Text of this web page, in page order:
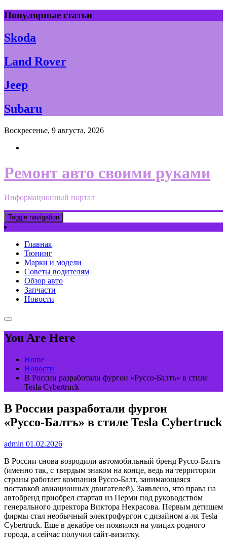
Skip
to
content
Популярные статьи
Skoda
Land Rover
Jeep
Subaru
Воскресенье, 9 августа, 2026
Ремонт авто своими руками
Информационный портал
Toggle navigation
Главная
Тюнинг
Марки и модели
Советы водителям
Обзор авто
Запчасти
Новости
You Are Here
Home
Новости
В России разработали фургон «Руссо‑Балтъ» в стиле
Tesla Cybertruck
В России разработали фургон
«Руссо‑Балтъ» в стиле Tesla Cybertruck
admin 01.02.2026
В России снова возродили автомобильный бренд Руссо-Балтъ
(именно так, с твердым знаком на конце, ведь на территории
страны работает компания Руссо-Балт, занимающаяся
поставкой авиационных двигателей). Заявлено, что права на
автобренд приобрел стартап из Перми под руководством
генерального директора Виктора Некрасова. Первым детищем
фирмы стал необычный электрофургон с дизайном а-ля Tesla
Cybertruck. Еще в декабре он появился на улицах родного
города, а сейчас получил сайт-визитку.